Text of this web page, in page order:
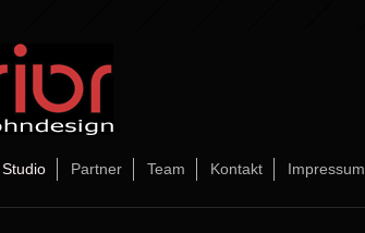
Studio Partner Team Kontakt Impressum